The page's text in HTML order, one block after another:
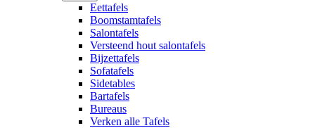
Eettafels
Boomstamtafels
Salontafels
Versteend hout salontafels
Bijzettafels
Sofatafels
Sidetables
Bartafels
Bureaus
Verken alle Tafels